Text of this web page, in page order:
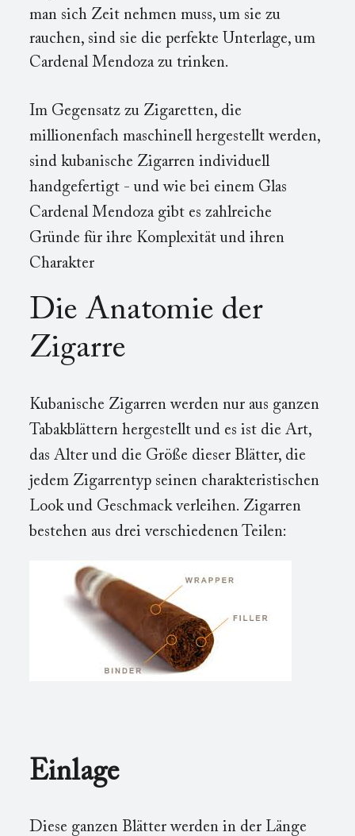
man sich Zeit nehmen muss, um sie zu
rauchen, sind sie die perfekte Unterlage, um
Cardenal Mendoza zu trinken.
Im Gegensatz zu Zigaretten, die
millionenfach maschinell hergestellt werden,
sind kubanische Zigarren individuell
handgefertigt - und wie bei einem Glas
Cardenal Mendoza gibt es zahlreiche
Gründe für ihre Komplexität und ihren
Charakter
Die Anatomie der
Zigarre
Kubanische Zigarren werden nur aus ganzen
Tabakblättern hergestellt und es ist die Art,
das Alter und die Größe dieser Blätter, die
jedem Zigarrentyp seinen charakteristischen
Look und Geschmack verleihen. Zigarren
bestehen aus drei verschiedenen Teilen:
Einlage
Diese ganzen Blätter werden in der Länge